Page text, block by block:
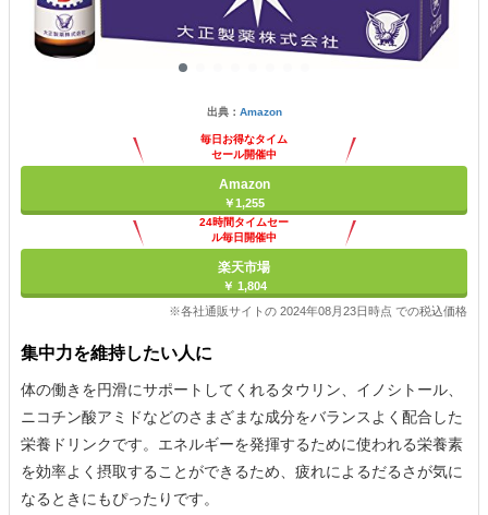
出典： Amazon
毎日お得なタイム
セール開催中
Amazon
￥1,255
24時間タイムセー
ル毎日開催中
楽天市場
￥ 1,804
※各社通販サイトの 2024年08月23日時点 での税込価格
集中力を維持したい人に
体の働きを円滑にサポートしてくれるタウリン、イノシトール、
ニコチン酸アミドなどのさまざまな成分をバランスよく配合した
栄養ドリンクです。エネルギーを発揮するために使われる栄養素
を効率よく摂取することができるため、疲れによるだるさが気に
なるときにもぴったりです。